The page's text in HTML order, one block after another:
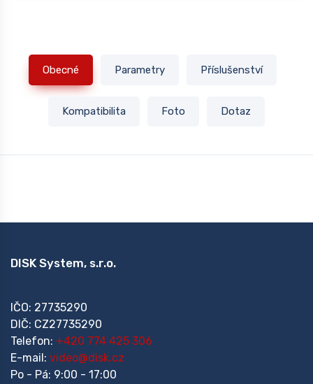
Obecné Parametry Příslušenství
Kompatibilita Foto Dotaz
DISK System, s.r.o.
IČO: 27735290
DIČ: CZ27735290
Telefon: +420 774 425 306
E-mail: video@disk.cz
Po - Pá: 9:00 - 17:00